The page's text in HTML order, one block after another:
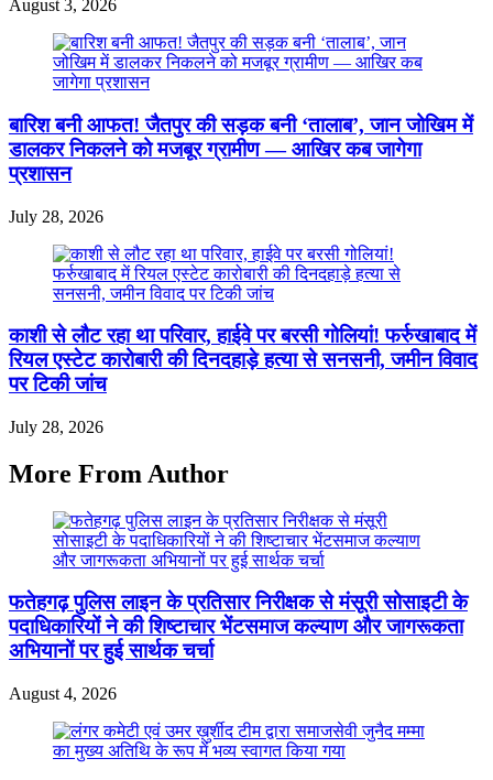
August 3, 2026
बारिश बनी आफत! जैतपुर की सड़क बनी ‘तालाब’, जान जोखिम में
डालकर निकलने को मजबूर ग्रामीण — आखिर कब जागेगा
प्रशासन
July 28, 2026
काशी से लौट रहा था परिवार, हाईवे पर बरसी गोलियां! फर्रुखाबाद में
रियल एस्टेट कारोबारी की दिनदहाड़े हत्या से सनसनी, जमीन विवाद
पर टिकी जांच
July 28, 2026
More From Author
फतेहगढ़ पुलिस लाइन के प्रतिसार निरीक्षक से मंसूरी सोसाइटी के
पदाधिकारियों ने की शिष्टाचार भेंटसमाज कल्याण और जागरूकता
अभियानों पर हुई सार्थक चर्चा
August 4, 2026